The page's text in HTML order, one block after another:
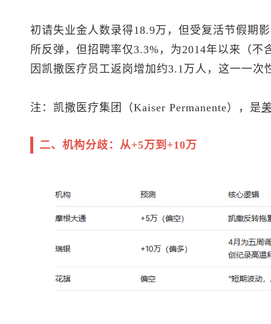
初请失业金人数录得18.9万，但受复活节假期
所反弹，但招聘率仅3.3%，为2014年以来（
因凯撒医疗员工返岗增加约3.1万人，这一一次
注：凯撒医疗集团（Kaiser Permanente），是
二、机构分歧：从+5万到+10万